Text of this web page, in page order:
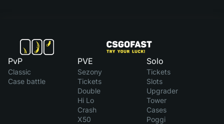
PvP
Classic
Case battle
PVE
Sezony
Tickets
Double
Hi Lo
Crash
X50
Solo
Tickets
Slots
Upgrader
Tower
Cases
Poggi